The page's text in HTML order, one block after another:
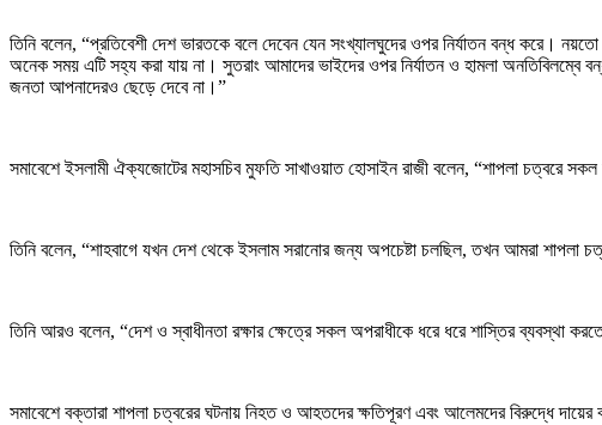
তিনি বলেন, “প্রতিবেশী দেশ ভারতকে বলে দেবেন যেন সংখ্যালঘুদের ওপর নির্যাতন বন্ধ করে।
অনেক সময় এটি সহ্য করা যায় না। সুতরাং আমাদের ভাইদের ওপর নির্যাতন ও হামলা
জনতা আপনাদেরও ছেড়ে দেবে না।”
সমাবেশে ইসলামী ঐক্যজোটের মহাসচিব মুফতি সাখাওয়াত হোসাইন রাজী বলেন, “শাপলা চত্বরে
তিনি বলেন, “শাহবাগে যখন দেশ থেকে ইসলাম সরানোর জন্য অপচেষ্টা চলছিল, তখন আমরা শাপলা
তিনি আরও বলেন, “দেশ ও স্বাধীনতা রক্ষার ক্ষেত্রে সকল অপরাধীকে ধরে ধরে শাস্তির ব্যবস্থা
সমাবেশে বক্তারা শাপলা চত্বরের ঘটনায় নিহত ও আহতদের ক্ষতিপূরণ এবং আলেমদের বিরুদ্ধে দায়ের